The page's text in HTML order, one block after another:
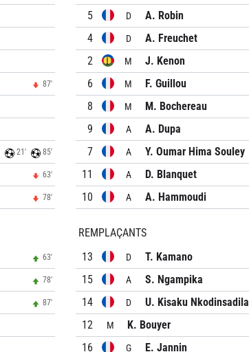
87'
21' 85'
63'
78'
63'
78'
87'
5
D
A. Robin
4
D
A. Freuchet
2
M J. Kenon
6 M F. Guillou
8 M
M. Bochereau
9
A A. Dupa
7 A Y. Oumar Hima Souley
11 A D. Blanquet
10 A A. Hammoudi
REMPLAÇANTS
13
D T. Kamano
15 A S. Ngampika
14 D U. Kisaku Nkodinsadila
12 M K. Bouyer
16 G E. Jannin